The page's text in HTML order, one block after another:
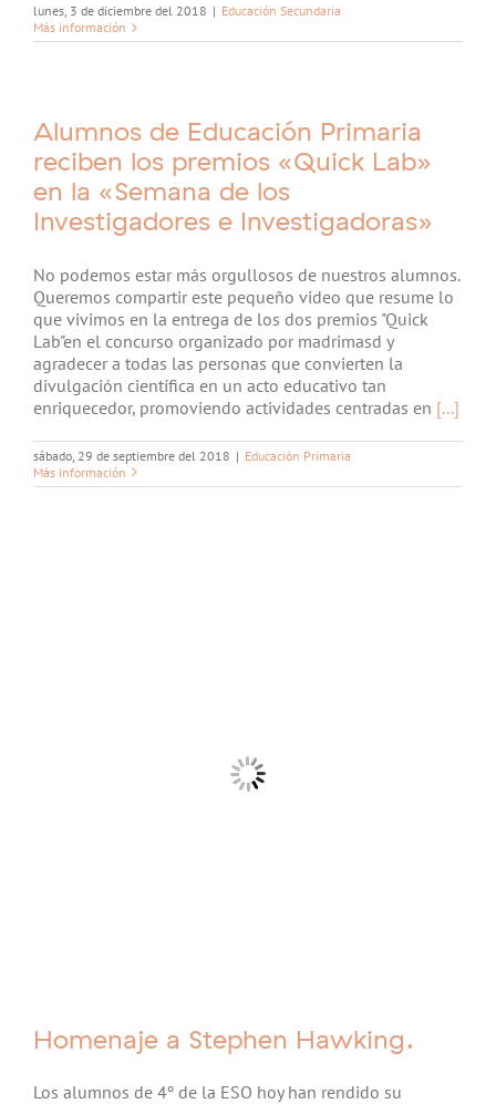
lunes, 3 de diciembre del 2018 | Educación Secundaria
Más información
Alumnos de Educación Primaria
reciben los premios «Quick Lab»
en la «Semana de los
Investigadores e Investigadoras»
No podemos estar más orgullosos de nuestros alumnos.
Queremos compartir este pequeño video que resume lo
que vivimos en la entrega de los dos premios "Quick
Lab"en el concurso organizado por madrimasd y
agradecer a todas las personas que convierten la
divulgación científica en un acto educativo tan
enriquecedor, promoviendo actividades centradas en [...]
sábado, 29 de septiembre del 2018 | Educación Primaria
Más información
Homenaje a Stephen Hawking.
Los alumnos de 4º de la ESO hoy han rendido su